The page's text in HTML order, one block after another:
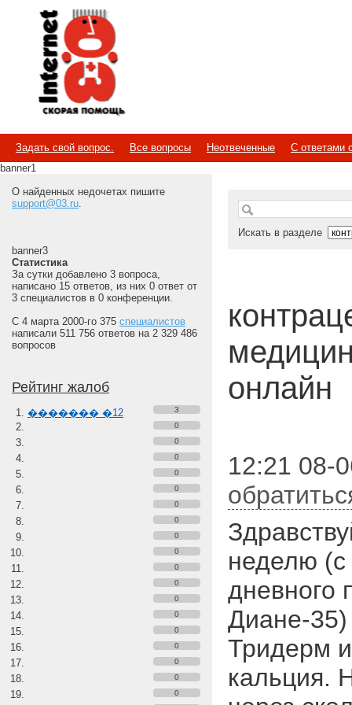
Internet
Скорая помощь
Задать свой вопрос. Все вопросы Неотвеченные
С ответами
banner1
О найденных недочетах пишите
support@03.ru.
banner3
Статистика
За сутки добавлено 3 вопроса,
написано 15 ответов, из них 0 ответ от
3 специалистов в 0 конференции.
С 4 марта 2000-го 375 специалистов
написали 511 756 ответов на 2 329 486
вопросов
Рейтинг жалоб
������� �12
3
0
0
0
0
0
0
0
0
0
0
0
0
0
0
0
0
0
0
Искать в разделе
онлайн
12:21 08-
неделю (с
дневного
Диане-
Тридерм
кальция.